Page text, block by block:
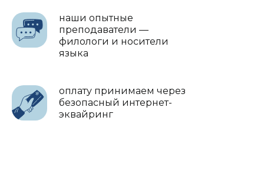
наши опытные
преподаватели —
филологи и носители
языка
оплату принимаем через
безопасный интернет-
эквайринг